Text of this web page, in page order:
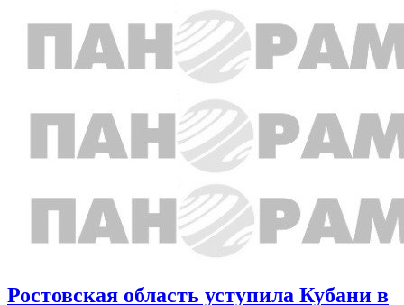
Ростовская область уступила Кубани в